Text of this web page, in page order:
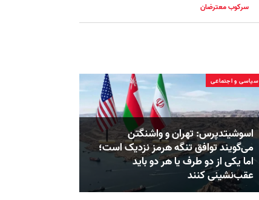
سرکوب معترضان
سیاسی و اجتماعی
اسوشیتدپرس: تهران و واشنگتن
می‌گویند توافق تنگه هرمز نزدیک است؛
اما یکی از دو طرف یا هر دو باید
عقب‌نشینی کنند